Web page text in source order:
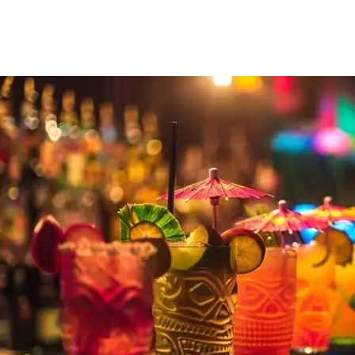
Encontre os melhores hotéis de Maringá com descontos exclusivos.
Lista de Hotéis em Maringá
Hotel Deville Business Maringá— Hotel executivo 4 estrelas no
Rio Hotel by Bourbon Maringá— Hotel 4 estrelas da rede
Golden Ingá Hotel & Rooftop— Hotel com piscina na cobertura
Hotel Metrópole Maringá— Hotel 4 estrelas a 5 minutos a pé
NEO Park Hotel— Hotel boutique a 1,8 km da Catedral de
Hus Hotel Maringá— Hotel moderno com design
King Konfort Hotel Maringá— Hotel econômico bem
Hotel Caiuá Express Maringá— Hotel prático e acessível na
Maringá Airport Hotel — Hotel próximo ao aeroporto de
Ibis Maringá — Hotel econômico da rede Accor no centro de
Hotel Ipiranga Maringá— Hotel tradicional no centro de
Hotel Thomasi Maringá— Hotel bem avaliado com ótimo
Maringá Hotel Avalon— Hotel econômico no centro de